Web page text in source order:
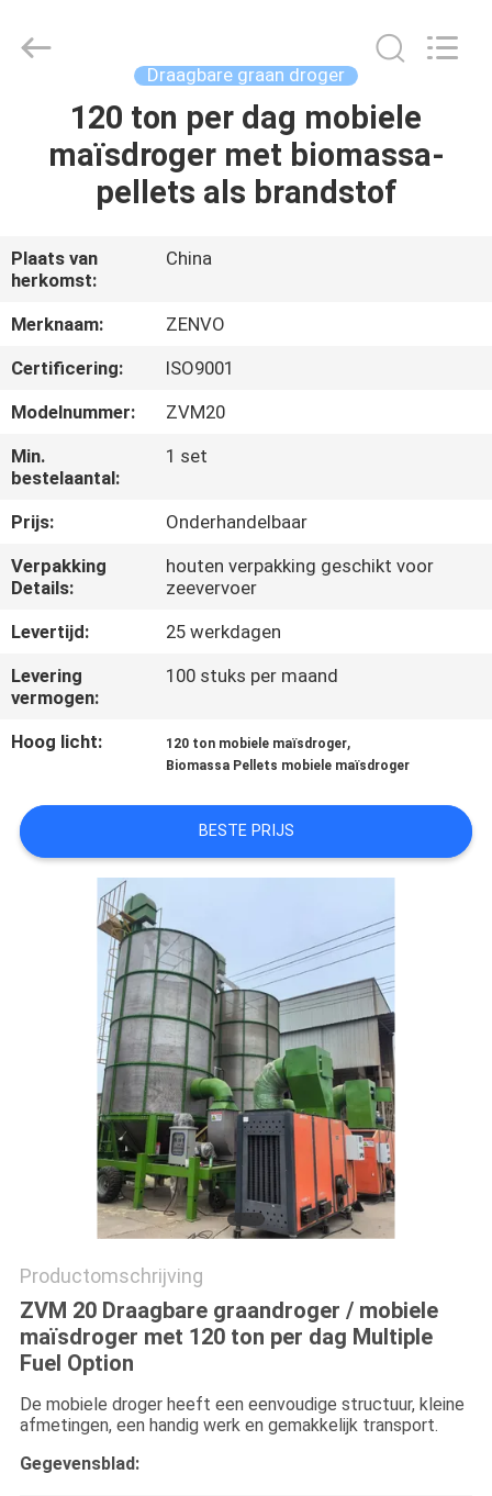
PRODUCTEN
ONGEVEER
ONS
FABRIEKSREIS
CONTACTEER
ONS
VERZOEK
OM EEN
CITAAT
SITEMAP
PRIVACYBELEID
Draagbare graan droger
120 ton per dag mobiele
maïsdroger met biomassa-
pellets als brandstof
Plaats van
herkomst:
China
Merknaam:
ZENVO
Certificering:
ISO9001
Modelnummer:
ZVM20
Min.
bestelaantal:
1 set
Prijs:
Onderhandelbaar
Verpakking
Details:
houten verpakking geschikt voor
zeevervoer
Levertijd:
25 werkdagen
Levering
vermogen:
100 stuks per maand
Hoog licht: 120 ton mobiele maïsdroger,
Biomassa Pellets mobiele maïsdroger
BESTE PRIJS
Productomschrijving
ZVM 20 Draagbare graandroger / mobiele
maïsdroger met 120 ton per dag Multiple
Fuel Option
De mobiele droger heeft een eenvoudige structuur, kleine
afmetingen, een handig werk en gemakkelijk transport.
Gegevensblad: